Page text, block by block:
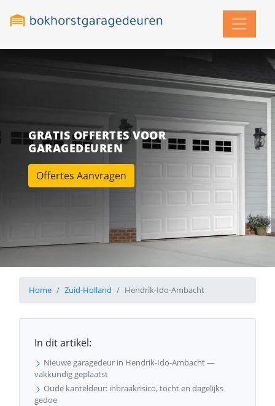
GRATIS OFFERTES VOOR
GARAGEDEUREN
Offertes Aanvragen
Home Zuid-Holland Hendrik-Ido-Ambacht
In dit artikel:
Nieuwe garagedeur in Hendrik-Ido-Ambacht —
vakkundig geplaatst
Oude kanteldeur: inbraakrisico, tocht en dagelijks
gedoe